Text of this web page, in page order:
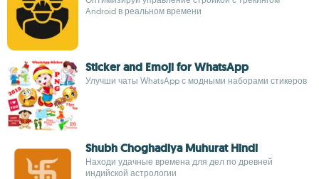
Android в реальном времени
Sticker and Emoji for WhatsApp
Улучши чаты WhatsApp с модными наборами стикеров
Shubh Choghadiya Muhurat Hindi
Находи удачные времена для дел по древней
индийской астрологии